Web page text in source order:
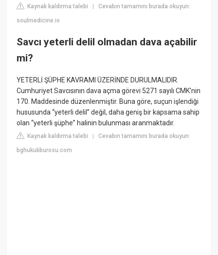
Kaynak kaldırma talebi |Cevabın tamamını burada okuyun:
soulmedicine.io
Savcı yeterli delil olmadan dava açabilir
mi?
YETERLİ ŞÜPHE KAVRAMI ÜZERİNDE DURULMALIDIR.
Cumhuriyet Savcısının dava açma görevi 5271 sayılı CMK'nin
170. Maddesinde düzenlenmiştir. Buna göre, suçun işlendiği
hususunda “yeterli delil” değil, daha geniş bir kapsama sahip
olan “yeterli şüphe” halinin bulunması aranmaktadır.
Kaynak kaldırma talebi |Cevabın tamamını burada okuyun:
bghukukburosu.com